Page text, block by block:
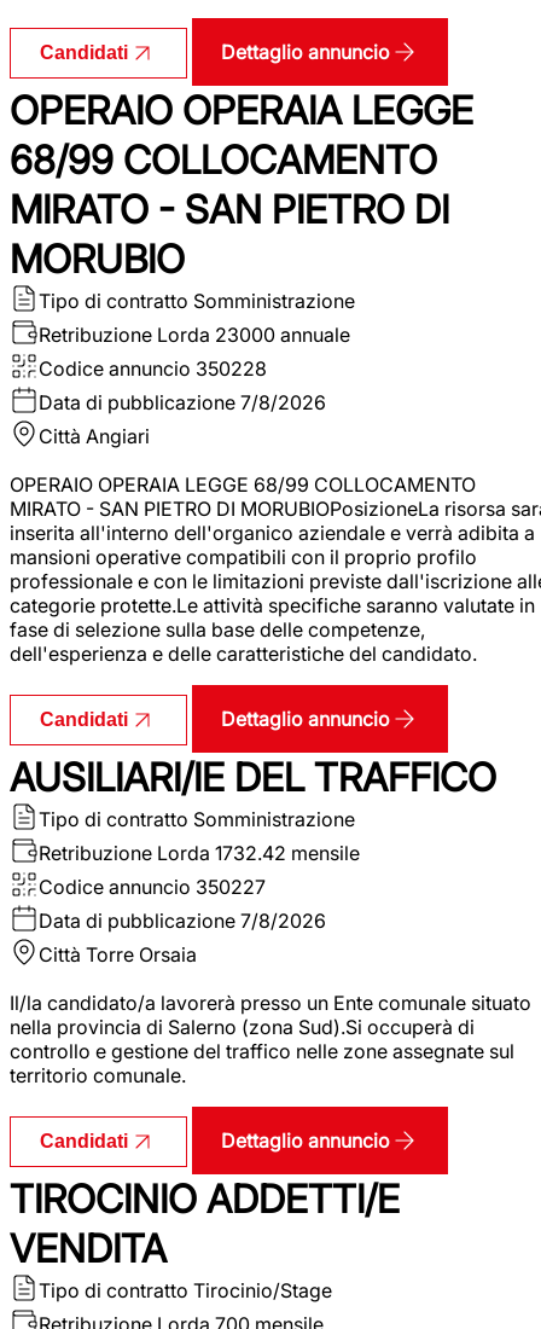
Candidati Dettaglio annuncio
OPERAIO OPERAIA LEGGE
68/99 COLLOCAMENTO
MIRATO - SAN PIETRO DI
MORUBIO
Tipo di contratto Somministrazione
Retribuzione Lorda 23000 annuale
Codice annuncio 350228
Data di pubblicazione 7/8/2026
Città Angiari
OPERAIO OPERAIA LEGGE 68/99 COLLOCAMENTO
MIRATO - SAN PIETRO DI MORUBIOPosizioneLa risorsa
inserita all'interno dell'organico aziendale e verrà adibita a
mansioni operative compatibili con il proprio profilo
professionale e con le limitazioni previste dall'iscrizione
categorie protette.Le attività specifiche saranno valutate in
fase di selezione sulla base delle competenze,
dell'esperienza e delle caratteristiche del candidato.
Candidati Dettaglio annuncio
AUSILIARI/IE DEL TRAFFICO
Tipo di contratto Somministrazione
Retribuzione Lorda 1732.42 mensile
Codice annuncio 350227
Data di pubblicazione 7/8/2026
Città Torre Orsaia
Il/la candidato/a lavorerà presso un Ente comunale situato
nella provincia di Salerno (zona Sud).Si occuperà di
controllo e gestione del traffico nelle zone assegnate sul
territorio comunale.
Candidati Dettaglio annuncio
TIROCINIO ADDETTI/E
VENDITA
Tipo di contratto Tirocinio/Stage
Retribuzione Lorda 700 mensile